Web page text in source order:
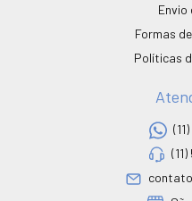
Envio
Formas
Políticas